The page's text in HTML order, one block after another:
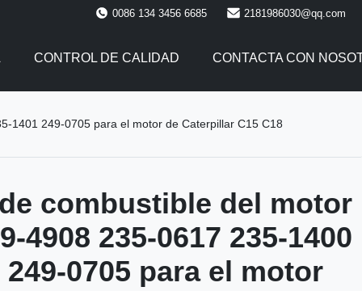
0086 134 3456 6685 2181986030@qq.com
CONTROL DE CALIDAD CONTACTA CON
1401 249-0705 para el motor de Caterpillar C15 C18
combustible del motor
4908 235-0617 235-1400
249-0705 para el motor